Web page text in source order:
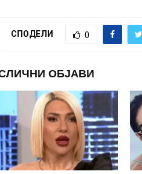
СПОДЕЛИ 0
ОБЈАВИ